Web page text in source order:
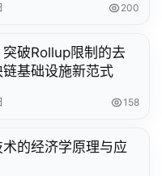
200
突破Rollup限制的去
基础设施新范式
158
的经济学原理与应